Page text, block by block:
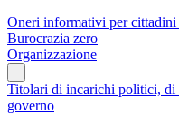
Oneri informativi per cittadini
Burocrazia zero
Organizzazione
Titolari di incarichi politici, di
governo